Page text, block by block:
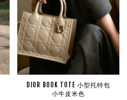
DIOR BOOK TOTE 小型托特包
小牛皮米色